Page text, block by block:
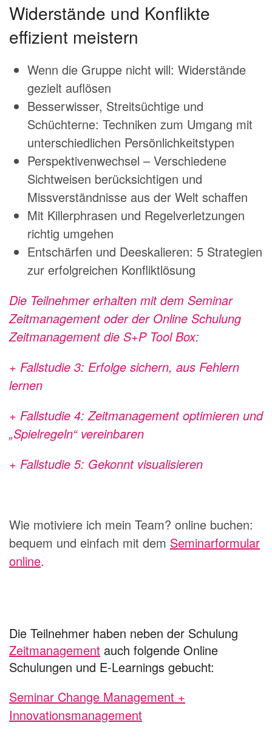
Widerstände und Konflikte
effizient meistern
Wenn die Gruppe nicht will: Widerstände
gezielt auflösen
Besserwisser, Streitsüchtige und
Schüchterne: Techniken zum Umgang mit
unterschiedlichen Persönlichkeitstypen
Perspektivenwechsel – Verschiedene
Sichtweisen berücksichtigen und
Missverständnisse aus der Welt schaffen
Mit Killerphrasen und Regelverletzungen
richtig umgehen
Entschärfen und Deeskalieren: 5 Strategien
zur erfolgreichen Konfliktlösung
Die Teilnehmer erhalten mit dem Seminar
Zeitmanagement oder der Online Schulung
Zeitmanagement die S+P Tool Box:
+ Fallstudie 3: Erfolge sichern, aus Fehlern
lernen
+ Fallstudie 4: Zeitmanagement optimieren und
„Spielregeln“ vereinbaren
+ Fallstudie 5: Gekonnt visualisieren
Wie motiviere ich mein Team? online buchen:
bequem und einfach mit dem Seminarformular
online.
Die Teilnehmer haben neben der Schulung
Zeitmanagement auch folgende Online
Schulungen und E-Learnings gebucht:
Seminar Change Management +
Innovationsmanagement